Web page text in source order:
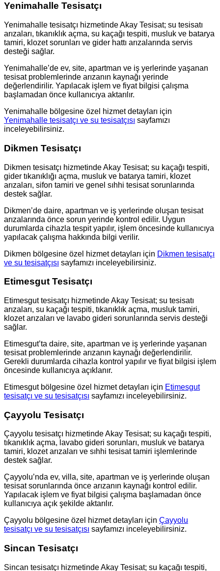
Yenimahalle Tesisatçı
Yenimahalle tesisatçı hizmetinde Akay Tesisat; su tesisatı
arızaları, tıkanıklık açma, su kaçağı tespiti, musluk ve batarya
tamiri, klozet sorunları ve gider hattı arızalarında servis
desteği sağlar.
Yenimahalle’de ev, site, apartman ve iş yerlerinde yaşanan
tesisat problemlerinde arızanın kaynağı yerinde
değerlendirilir. Yapılacak işlem ve fiyat bilgisi çalışma
başlamadan önce kullanıcıya aktarılır.
Yenimahalle bölgesine özel hizmet detayları için
Yenimahalle tesisatçı ve su tesisatçısı sayfamızı
inceleyebilirsiniz.
Dikmen Tesisatçı
Dikmen tesisatçı hizmetinde Akay Tesisat; su kaçağı tespiti,
gider tıkanıklığı açma, musluk ve batarya tamiri, klozet
arızaları, sifon tamiri ve genel sıhhi tesisat sorunlarında
destek sağlar.
Dikmen’de daire, apartman ve iş yerlerinde oluşan tesisat
arızalarında önce sorun yerinde kontrol edilir. Uygun
durumlarda cihazla tespit yapılır, işlem öncesinde kullanıcıya
yapılacak çalışma hakkında bilgi verilir.
Dikmen bölgesine özel hizmet detayları için Dikmen tesisatçı
ve su tesisatçısı sayfamızı inceleyebilirsiniz.
Etimesgut Tesisatçı
Etimesgut tesisatçı hizmetinde Akay Tesisat; su tesisatı
arızaları, su kaçağı tespiti, tıkanıklık açma, musluk tamiri,
klozet arızaları ve lavabo gideri sorunlarında servis desteği
sağlar.
Etimesgut’ta daire, site, apartman ve iş yerlerinde yaşanan
tesisat problemlerinde arızanın kaynağı değerlendirilir.
Gerekli durumlarda cihazla kontrol yapılır ve fiyat bilgisi işlem
öncesinde kullanıcıya açıklanır.
Etimesgut bölgesine özel hizmet detayları için Etimesgut
tesisatçı ve su tesisatçısı sayfamızı inceleyebilirsiniz.
Çayyolu Tesisatçı
Çayyolu tesisatçı hizmetinde Akay Tesisat; su kaçağı tespiti,
tıkanıklık açma, lavabo gideri sorunları, musluk ve batarya
tamiri, klozet arızaları ve sıhhi tesisat tamiri işlemlerinde
destek sağlar.
Çayyolu’nda ev, villa, site, apartman ve iş yerlerinde oluşan
tesisat sorunlarında önce arızanın kaynağı kontrol edilir.
Yapılacak işlem ve fiyat bilgisi çalışma başlamadan önce
kullanıcıya açık şekilde aktarılır.
Çayyolu bölgesine özel hizmet detayları için Çayyolu
tesisatçı ve su tesisatçısı sayfamızı inceleyebilirsiniz.
Sincan Tesisatçı
Sincan tesisatçı hizmetinde Akay Tesisat; su kaçağı tespiti,